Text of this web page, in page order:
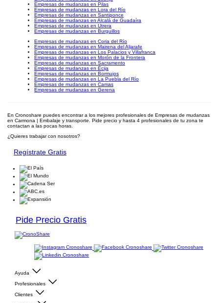
Empresas de mudanzas en Pilas
Empresas de mudanzas en Lora del Río
Empresas de mudanzas en Santiponce
Empresas de mudanzas en Alcalá de Guadaíra
Empresas de mudanzas en Utrera
Empresas de mudanzas en Burguillos
Empresas de mudanzas en Coria del Río
Empresas de mudanzas en Mairena del Aljarafe
Empresas de mudanzas en Los Palacios y Villafranca
Empresas de mudanzas en Morón de la Frontera
Empresas de mudanzas en Sacramento
Empresas de mudanzas en Écija
Empresas de mudanzas en Bormujos
Empresas de mudanzas en La Puebla del Río
Empresas de mudanzas en Camas
Empresas de mudanzas en Gerena
En Cronoshare puedes encontrar a los mejores profesionales de Empresas de mudanzas
en Carmona | Embalaje y transporte. Pide precio y hasta 4 profesionales de tu zona te
contactan a las pocas horas.
¿Quieres trabajar con nosotros?
Regístrate Gratis
Pide Precio Gratis
Ayuda
Profesionales
Clientes